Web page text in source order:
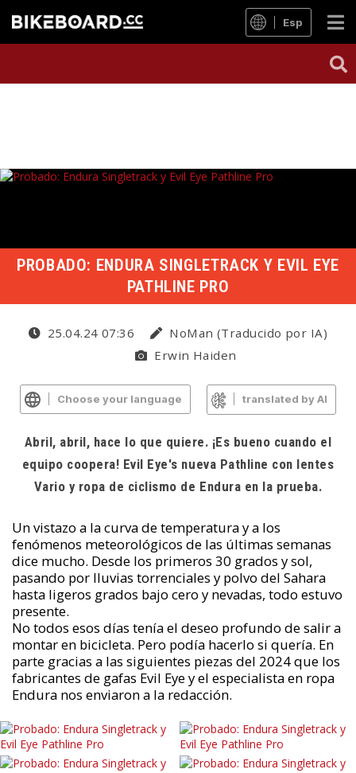
Esp
PROBADO: ENDURA SINGLETRACK Y EVIL EYE
PATHLINE PRO
25.04.24 07:36
NoMan (Traducido por IA)
Erwin Haiden
Choose your language translated by AI
Abril, abril, hace lo que quiere. ¡Es bueno cuando el
equipo coopera! Evil Eye's nueva Pathline con lentes
Vario y ropa de ciclismo de Endura en la prueba.
Un vistazo a la curva de temperatura y a los
fenómenos meteorológicos de las últimas semanas
dice mucho. Desde los primeros 30 grados y sol,
pasando por lluvias torrenciales y polvo del Sahara
hasta ligeros grados bajo cero y nevadas, todo estuvo
presente.
No todos esos días tenía el deseo profundo de salir a
montar en bicicleta. Pero podía hacerlo si quería. En
parte gracias a las siguientes piezas del 2024 que los
fabricantes de gafas Evil Eye y el especialista en ropa
Endura nos enviaron a la redacción.